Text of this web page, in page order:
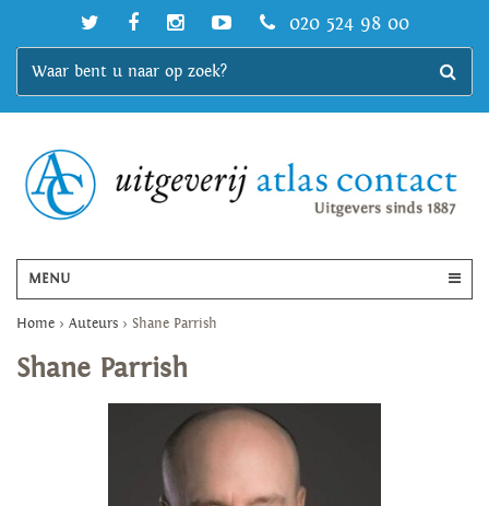
020 524 98 00
MENU
Home > Auteurs > Shane Parrish
Shane Parrish